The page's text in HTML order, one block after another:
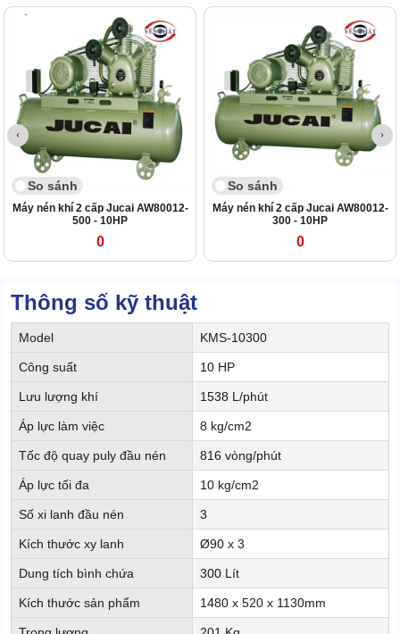
So sánh
Máy nén khí 2 cấp Jucai AW80012-
500 - 10HP
0
So sánh
Máy nén khí 2 cấp Jucai AW80012-
300 - 10HP
0
Thông số kỹ thuật
Model KMS-10300
Công suất 10 HP
Lưu lượng khí 1538 L/phút
Áp lực làm việc 8 kg/cm2
Tốc độ quay puly đầu nén 816 vòng/phút
Áp lực tối đa 10 kg/cm2
Số xi lanh đầu nén 3
Kích thước xy lanh Ø90 x 3
Dung tích bình chứa 300 Lít
Kích thước sản phẩm 1480 x 520 x 1130mm